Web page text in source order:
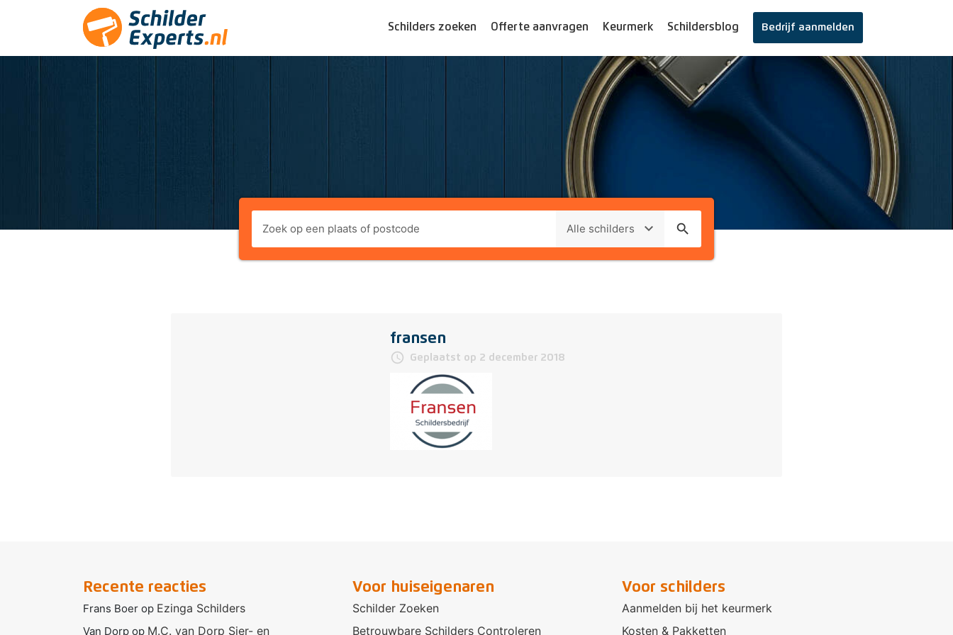
Schilders zoeken Offerte aanvragen Keurmerk Schildersblog Bedrijf aanmelden
search
fransen
access_time Geplaatst op 2 december 2018
Recente reacties
Frans Boer op Ezinga Schilders
Van Dorp op M.C. van Dorp Sier- en
Voor huiseigenaren
Schilder Zoeken
Betrouwbare Schilders Controleren
Voor schilders
Aanmelden bij het keurmerk
Kosten & Pakketten